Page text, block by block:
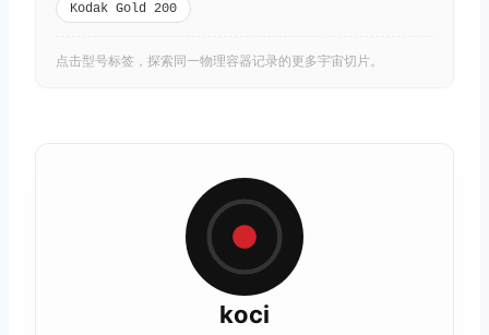
Kodak Gold 200
点击型号标签，探索同一物理容器记录的更多宇宙切片。
koci